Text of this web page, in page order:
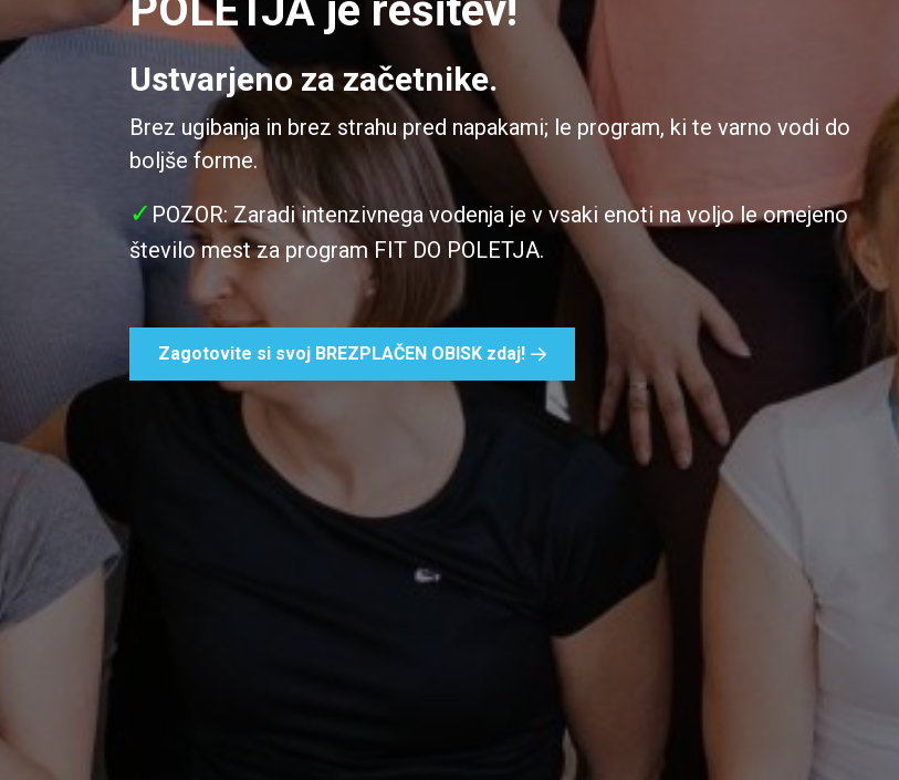
Ustvarjeno za začetnike.
Brez ugibanja in brez strahu pred napakami; le program, ki te varno vodi do
boljše forme.
✓ POZOR: Zaradi intenzivnega vodenja je v vsaki enoti na voljo le omejeno
število mest za program FIT DO POLETJA.
Zagotovite si svoj BREZPLAČEN OBISK zdaj!